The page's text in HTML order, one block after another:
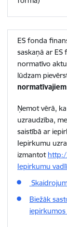
ES fonda
saskaņā ar ES
normatīvo
lūdzam
Ņemot vērā,
uzraudzība,
saistībā ar
Iepirkumu
izmantot
Iepirkumu
Biežāk
iepirkumos